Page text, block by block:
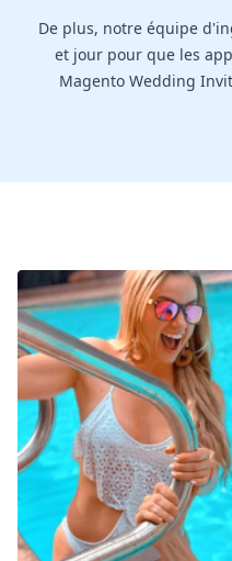
De plus, notre équipe
et jour pour que les
Magento Wedding